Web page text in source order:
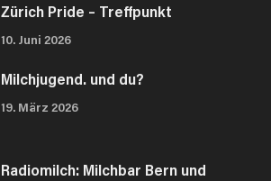
Zürich Pride – Treffpunkt
10. Juni 2026
Milchjugend. und du?
19. März 2026
Radiomilch: Milchbar Bern und